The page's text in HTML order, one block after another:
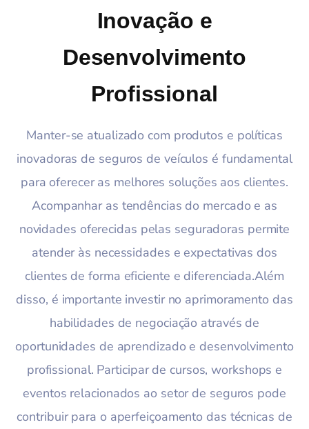
Inovação e
Desenvolvimento
Profissional
Manter-se atualizado com produtos e políticas
inovadoras de seguros de veículos é fundamental
para oferecer as melhores soluções aos clientes.
Acompanhar as tendências do mercado e as
novidades oferecidas pelas seguradoras permite
atender às necessidades e expectativas dos
clientes de forma eficiente e diferenciada.Além
disso, é importante investir no aprimoramento das
habilidades de negociação através de
oportunidades de aprendizado e desenvolvimento
profissional. Participar de cursos, workshops e
eventos relacionados ao setor de seguros pode
contribuir para o aperfeiçoamento das técnicas de